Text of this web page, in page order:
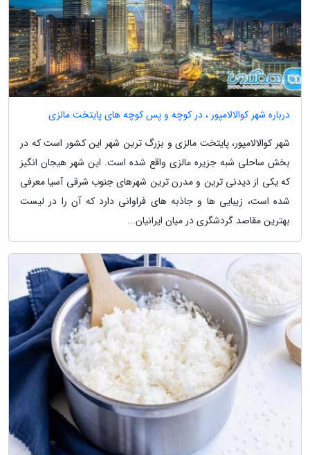
درباره شهر کوالالامپور ، در کوچه و پس کوچه های پایتخت مالزی
شهر کوالالامپور، پایتخت مالزی و بزرگ ترین شهر این کشور است که در
بخش ساحلی شبه جزیره مالزی واقع شده است. این شهر هیجان انگیز
که یکی از دیدنی ترین و مدرن ترین شهرهای جنوب شرقی آسیا معرفی
شده است، زیبایی ها و جاذبه های فراوانی دارد که آن را در لیست
بهترین مقاصد گردشگری در میان ایرانیان...